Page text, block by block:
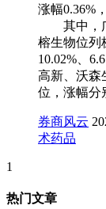
涨幅0.36%
其中，广
榕生物位列
10.02%、
高新、沃森
位，涨幅分
券商风云
术药品
1
热门文章